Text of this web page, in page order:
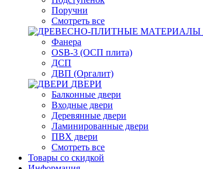
Поручни
Смотреть все
Фанера
OSB-3 (ОСП плита)
ДСП
ДВП (Оргалит)
ДВЕРИ
Балконные двери
Входные двери
Деревянные двери
Ламинированные двери
ПВХ двери
Смотреть все
Товары со скидкой